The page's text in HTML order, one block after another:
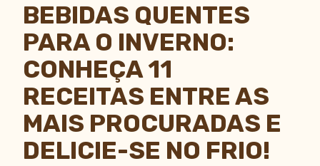
BEBIDAS QUENTES
PARA O INVERNO:
CONHEÇA 11
RECEITAS ENTRE AS
MAIS PROCURADAS E
DELICIE-SE NO FRIO!